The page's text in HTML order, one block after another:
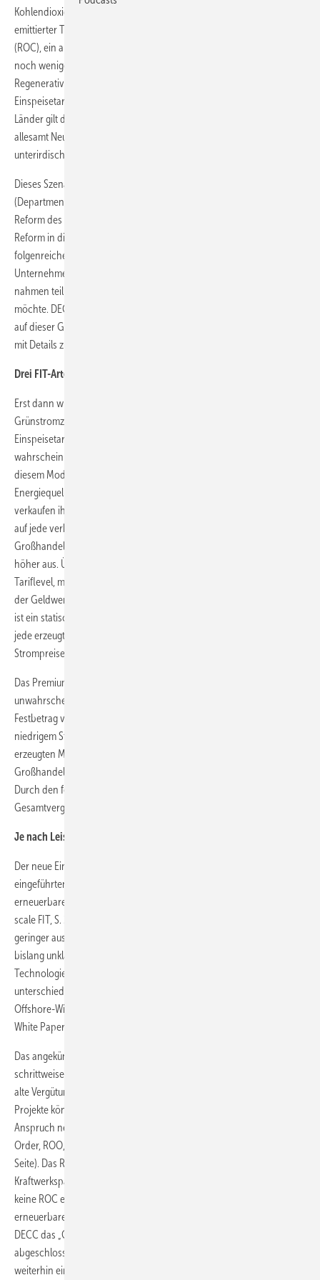
Kohlendioxidsteuer zahlen die Energieversorger 70 Pfund pro
emittierter Tonne des klimaaktiven Gases. Die Grünstromzertifikate
(ROC), ein altes Fördermittel für erneuerbare Energien, gelten nur
noch wenige Jahre für die letzten Bestandsparks. Die meisten
Regenerativstromerzeuger erhalten einen strompreisgebundenen
Einspeisetarif. Aber im Gegensatz zu den Einspeisetarifen anderer
Länder gilt dieser nicht nur für die Erneuerbaren: Acht Atommeiler,
allesamt Neubauten, profitieren nebst einiger Kohlekraftwerke mit
unterirdischen CO2-Speichern von der Vergütung.
Dieses Szenario skizziert das britische Energieministerium DECC
(Department of Energy and Climate Change) mit seinen Plänen zur
Reform des Energiemarktes. 2013 will das DECC die Electricity Market
Reform in die Tat umsetzen. Bis Anfang letzten Monats standen die
folgenreichen Vorhaben zur Diskussion. „Über 200 internationale
Unternehmen, Branchenorganisationen und Interessenverbände
nahmen teil“, sagt ein Sprecher des DECC, der nicht genannt werden
möchte. DECC will die eingereichten Anregungen nun auswerten und
auf dieser Grundlage im Juni einen Informationsbericht (White Paper)
mit Details zur Reform veröffentlichen.
Drei FIT-Arten im Gespräch
Erst dann wird feststehen, welches Fördersystem die
Grünstromzertifikate ersetzen soll. Dafür stehen drei Formen eines
Einspeisetarifes (Feed-in Tariff = FIT) zur Auswahl: Als
wahrscheinlichste Alternative gilt das FIT mit Differenzvertrag. Bei
diesem Modell wird ein Tariflevel für die jeweilige CO2-arme
Energiequelle festgelegt. Die FIT-geförderten Energieerzeuger
verkaufen ihren Strom am Energiemarkt und erhalten einen Zuschlag
auf jede verkaufte Megawattstunde (MWh). Ist der
Großhandelsstrompreis niedrig, fällt der Zuschlag (top-up payment)
höher aus. Übersteigt der Großhandelsstrompreis das festgelegte
Tariflevel, müssen die Betreiber die Differenz zurückzahlen. So bleibt
der Geldwert jeder Megawattstunde konstant. Die zweite Möglichkeit
ist ein statisches Tarifsystem nach deutschem Vorbild. Danach erhält
jede erzeugte Megawattstunde einen Festbetrag, unabhängig von der
Strompreisentwicklung.
Das Premium-FIT nach dem Modell Spaniens gilt als
unwahrscheinlichste, weil teuerste Alternative. Es sieht einen
Festbetrag vor, der auf den Stromhandelspreis summiert wird. Bei
niedrigem Strompreis ist die Gesamtvergütung der unter FIT
erzeugten Megawattstunde gering. Steigen die
Großhandelsstrompreise, steigt mit ihnen die Gesamtvergütung.
Durch den festgelegten Aufschlag entwickelt sich die
Gesamtvergütung immer parallel zum Marktpreis.
Je nach Leistung ein anderes FIT
Der neue Einspeisetarif knüpft an der Leistungsgrenze des 2010
eingeführten Feed-in Tariff für
er­neuerbare Erzeugereinheiten bis fünf Megawatt Leistung an (small-
scale FIT, S. 26 ff.). Die Vergütung großer CO2-armer Kraftwerke wird
geringer ausfallen als im small-scale FIT, jedoch ist die Förderhöhe
bislang unklar. „Wir werden die Tariflevel an die Kosten der einzelnen
Technologien anpassen“, sagt der DECC-Sprecher. Details zu
unterschiedlichen Tarifleveln, wie Abstufungen zwischen On- und
Offshore-Windparks, Wellenenergie und Atomkraft will DECC erst im
White Paper nennen.
Das angekündigte FIT-System soll die Grünstromzertifikate
schrittweise ersetzen. Zwischen 2013 und 2017 sollen die neue und
alte Vergütungsform parallel laufen. Planer erneuerbarer Energie-
Projekte können in dieser Zeit wählen, welches System sie in
Anspruch nehmen wollen (Förderprinzip der Renewable Obligation
Order, ROO, und Änderungen für Offshore-Anlagen siehe nächste
Seite). Das ROC-System läuft 2037 für die letzten regenerativen
Kraftwerksparks aus. Da konventionelle Energieerzeuger ab 2017
keine ROC erwerben müssen, um einen bestimmten Anteil
erneuerbarer Energien am gehandelten Strom nachzuweisen, hat
DECC das „Grandfathering“ entwickelt. Es soll sicherstellen, dass
abgeschlossene Verträge mit erneuerbaren Kraftwerksbetreibern
weiterhin eingehalten werden – auch wenn es keinen industriellen